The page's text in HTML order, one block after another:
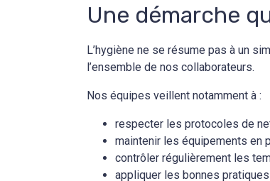
Une démarche
L’hygiène ne se résume pas à un
l’ensemble de nos collaborateurs.
Nos équipes veillent notamment à :
respecter les protocoles de
maintenir les équipements en
contrôler régulièrement les
appliquer les bonnes